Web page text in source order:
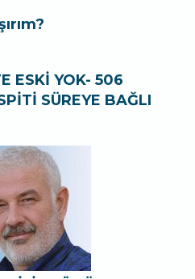
ESKİ YOK- 506
SÜREYE BAĞLI